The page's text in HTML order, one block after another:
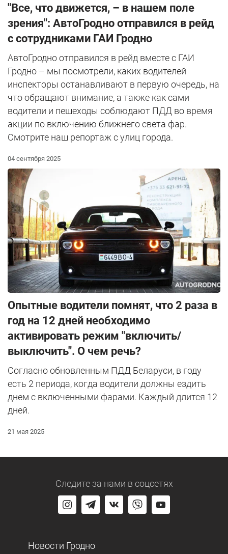
"Все, что движется, – в нашем поле
зрения": АвтоГродно отправился в рейд
с сотрудниками ГАИ Гродно
АвтоГродно отправился в рейд вместе с ГАИ
Гродно – мы посмотрели, каких водителей
инспекторы останавливают в первую очередь, на
что обращают внимание, а также как сами
водители и пешеходы соблюдают ПДД во время
акции по включению ближнего света фар.
Смотрите наш репортаж с улиц города.
04 сентября 2025
Опытные водители помнят, что 2 раза в
год на 12 дней необходимо
активировать режим "включить/
выключить". О чем речь?
Согласно обновленным ПДД Беларуси, в году
есть 2 периода, когда водители должны ездить
днем с включенными фарами. Каждый длится 12
дней.
21 мая 2025
Следите за нами в соцсетях
Новости Гродно